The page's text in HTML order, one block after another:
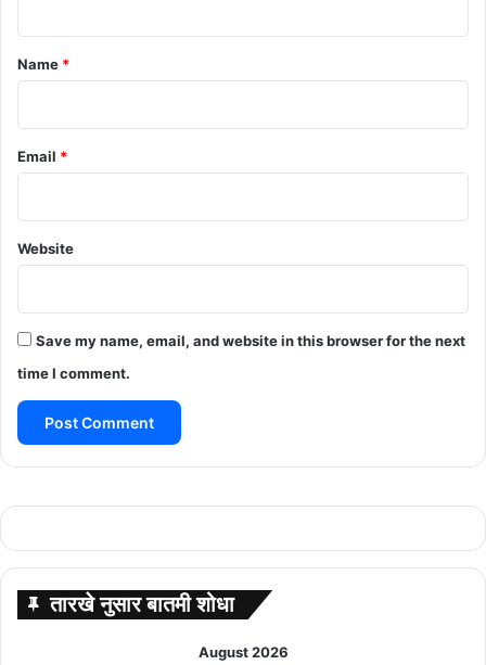
*
Name *
Email *
Website
Save my name, email, and website in this browser for the next
time I comment.
तारखे नुसार बातमी शोधा
August 2026